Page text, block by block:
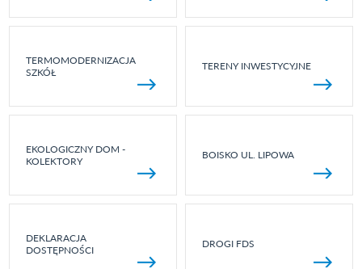
TERMOMODERNIZACJA
SZKÓŁ
TERENY INWESTYCYJNE
EKOLOGICZNY DOM -
KOLEKTORY
BOISKO UL. LIPOWA
DEKLARACJA
DOSTĘPNOŚCI
DROGI FDS